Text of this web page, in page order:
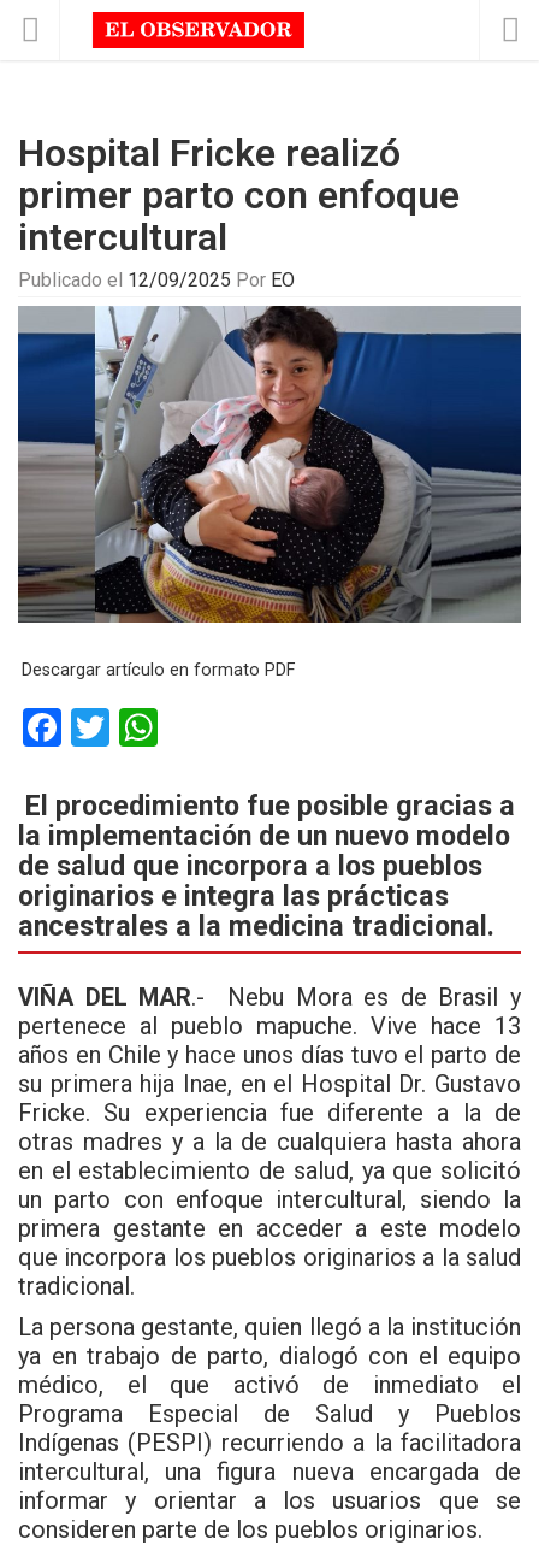
Hospital Fricke realizó
primer parto con enfoque
intercultural
Publicado el 12/09/2025 Por EO
Descargar artículo en formato PDF
F
ce
b
o
o
k
T
tt
er
at
s
A
p
p
El procedimiento fue posible gracias a
la implementación de un nuevo modelo
de salud que incorpora a los pueblos
originarios e integra las prácticas
ancestrales a la medicina tradicional.
VIÑA DEL MAR.- Nebu Mora es de Brasil y
pertenece al pueblo mapuche. Vive hace 13
años en Chile y hace unos días tuvo el parto de
su primera hija Inae, en el Hospital Dr. Gustavo
Fricke. Su experiencia fue diferente a la de
otras madres y a la de cualquiera hasta ahora
en el establecimiento de salud, ya que solicitó
un parto con enfoque intercultural, siendo la
primera gestante en acceder a este modelo
que incorpora los pueblos originarios a la salud
tradicional.
La persona gestante, quien llegó a la institución
ya en trabajo de parto, dialogó con el equipo
médico, el que activó de inmediato el
Programa Especial de Salud y Pueblos
Indígenas (PESPI) recurriendo a la facilitadora
intercultural, una figura nueva encargada de
informar y orientar a los usuarios que se
consideren parte de los pueblos originarios.